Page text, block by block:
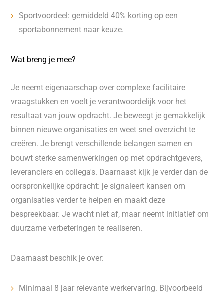
Sportvoordeel: gemiddeld 40% korting op een
sportabonnement naar keuze.
Wat breng je mee?
Je neemt eigenaarschap over complexe facilitaire
vraagstukken en voelt je verantwoordelijk voor het
resultaat van jouw opdracht. Je beweegt je gemakkelijk
binnen nieuwe organisaties en weet snel overzicht te
creëren. Je brengt verschillende belangen samen en
bouwt sterke samenwerkingen op met opdrachtgevers,
leveranciers en collega's. Daarnaast kijk je verder dan de
oorspronkelijke opdracht: je signaleert kansen om
organisaties verder te helpen en maakt deze
bespreekbaar. Je wacht niet af, maar neemt initiatief om
duurzame verbeteringen te realiseren.
Daarnaast beschik je over:
Minimaal 8 jaar relevante werkervaring. Bijvoorbeeld